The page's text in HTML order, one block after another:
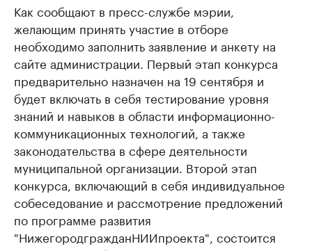
Как сообщают в пресс-службе мэрии,
желающим принять участие в отборе
необходимо заполнить заявление и анкету на
сайте администрации. Первый этап конкурса
предварительно назначен на 19 сентября и
будет включать в себя тестирование уровня
знаний и навыков в области информационно-
коммуникационных технологий, а также
законодательства в сфере деятельности
муниципальной организации. Второй этап
конкурса, включающий в себя индивидуальное
собеседование и рассмотрение предложений
по программе развития
"НижегородгражданНИИпроекта", состоится